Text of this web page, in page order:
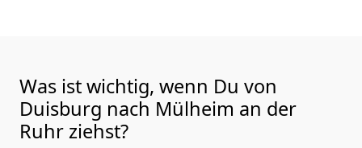
Was ist wichtig, wenn Du von
Duisburg nach Mülheim an der
Ruhr ziehst?